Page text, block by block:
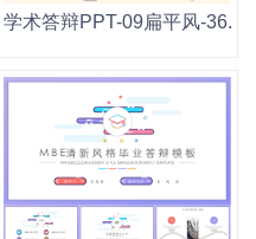
学术答辩PPT-09扁平风-